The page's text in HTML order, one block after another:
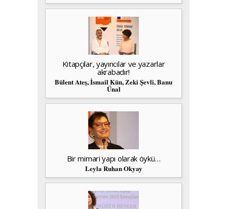
Kitapçılar, yayıncılar ve yazarlar
akrabadır!
Bülent Ateş, İsmail Kün, Zeki Şevli, Banu
Ünal
Bir mimari yapı olarak öykü…
Leyla Ruhan Okyay